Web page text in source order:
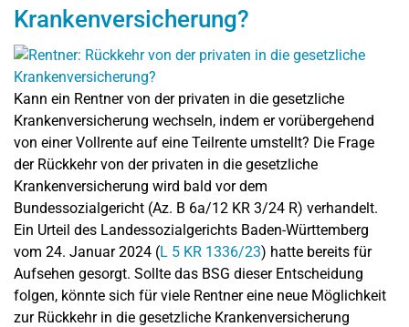
Krankenversicherung?
Kann ein Rentner von der privaten in die gesetzliche
Krankenversicherung wechseln, indem er vorübergehend
von einer Vollrente auf eine Teilrente umstellt? Die Frage
der Rückkehr von der privaten in die gesetzliche
Krankenversicherung wird bald vor dem
Bundessozialgericht (Az. B 6a/12 KR 3/24 R) verhandelt.
Ein Urteil des Landessozialgerichts Baden-Württemberg
vom 24. Januar 2024 (L 5 KR 1336/23) hatte bereits für
Aufsehen gesorgt. Sollte das BSG dieser Entscheidung
folgen, könnte sich für viele Rentner eine neue Möglichkeit
zur Rückkehr in die gesetzliche Krankenversicherung